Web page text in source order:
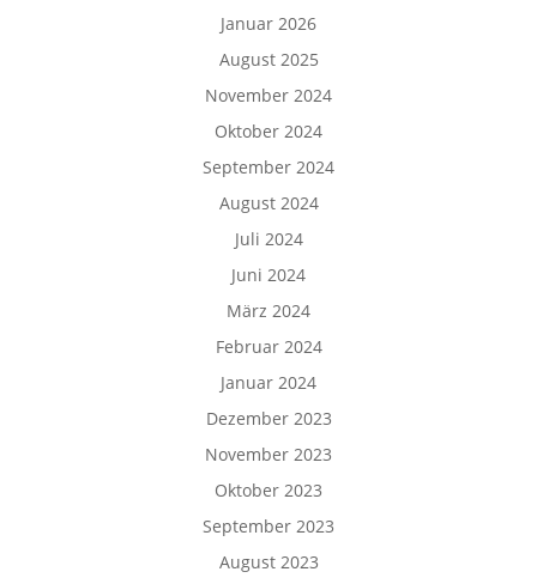
Januar 2026
August 2025
November 2024
Oktober 2024
September 2024
August 2024
Juli 2024
Juni 2024
März 2024
Februar 2024
Januar 2024
Dezember 2023
November 2023
Oktober 2023
September 2023
August 2023